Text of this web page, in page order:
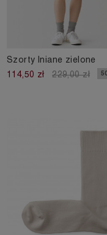
Szorty lniane zielone
114,50 zł
229,00 zł